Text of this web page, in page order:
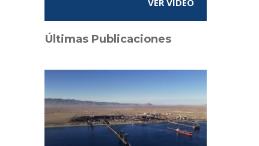
VER VÍDEO
Últimas Publicaciones